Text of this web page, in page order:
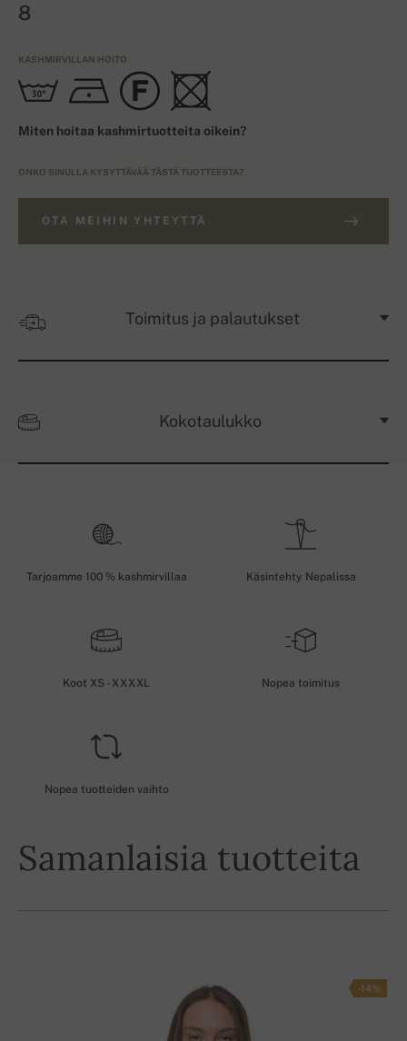
8
KASHMIRVILLAN HOITO
Miten hoitaa kashmirtuotteita oikein?
ONKO SINULLA KYSYTTÄVÄÄ TÄSTÄ TUOTTEESTA?
OTA MEIHIN YHTEYTTÄ
Toimitus ja palautukset
Kokotaulukko
Tarjoamme 100 % kashmirvillaa Käsintehty Nepalissa
Koot XS - XXXXL Nopea toimitus
Nopea tuotteiden vaihto
Samanlaisia tuotteita
-14%